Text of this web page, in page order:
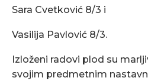
Sara Cvetković 8/3 i
Vasilija Pavlović 8/3.
Izloženi radovi plod su
svojim predmetnim